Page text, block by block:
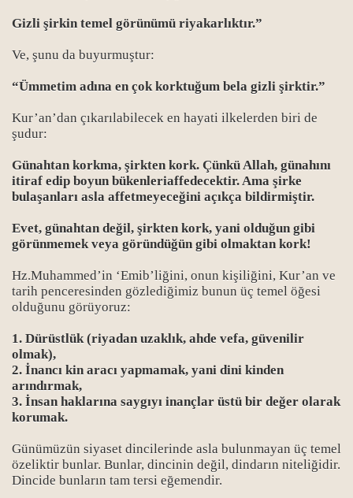
Gizli şirkin temel görünümü riyakarlıktır.”
Ve, şunu da buyurmuştur:
“Ümmetim adına en çok korktuğum bela gizli şirktir.”
Kur’an’dan çıkarılabilecek en hayati ilkelerden biri de
şudur:
Günahtan korkma, şirkten kork. Çünkü Allah, günahını
itiraf edip boyun bükenleriaffedecektir. Ama şirke
bulaşanları asla affetmeyeceğini açıkça bildirmiştir.
Evet, günahtan değil, şirkten kork, yani olduğun gibi
görünmemek veya göründüğün gibi olmaktan kork!
Hz.Muhammed’in ‘Emib’liğini, onun kişiliğini, Kur’an ve
tarih penceresinden gözlediğimiz bunun üç temel öğesi
olduğunu görüyoruz:
1. Dürüstlük (riyadan uzaklık, ahde vefa, güvenilir
olmak),
2. İnancı kin aracı yapmamak, yani dini kinden
arındırmak,
3. İnsan haklarına saygıyı inançlar üstü bir değer olarak
korumak.
Günümüzün siyaset dincilerinde asla bulunmayan üç temel
özeliktir bunlar. Bunlar, dincinin değil, dindarın niteliğidir.
Dincide bunların tam tersi eğemendir.
Dine yalan söylemek
Raiyye
kuruluşları